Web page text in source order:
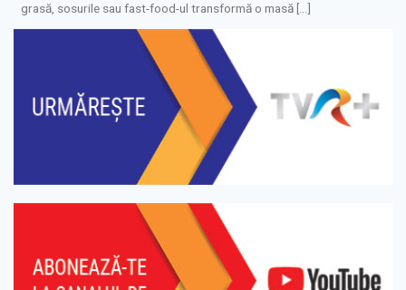
grasă, sosurile sau fast-food-ul transformă o masă […]